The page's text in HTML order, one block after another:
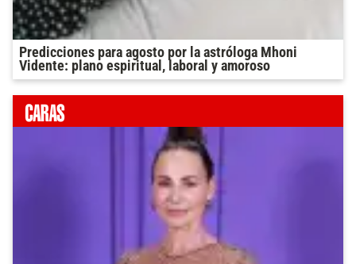
Predicciones para agosto por la astróloga Mhoni
Vidente: plano espiritual, laboral y amoroso